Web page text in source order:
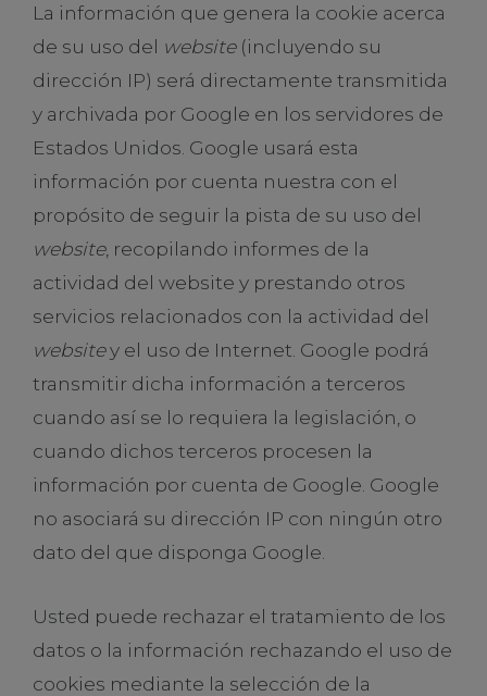
La información que genera la cookie acerca
de su uso del website(incluyendo su
dirección IP) será directamente transmitida
y archivada por Google en los servidores de
Estados Unidos. Google usará esta
información por cuenta nuestra con el
propósito de seguir la pista de su uso del
website, recopilando informes de la
actividad del website y prestando otros
servicios relacionados con la actividad del
websitey el uso de Internet. Google podrá
transmitir dicha información a terceros
cuando así se lo requiera la legislación, o
cuando dichos terceros procesen la
información por cuenta de Google. Google
no asociará su dirección IP con ningún otro
dato del que disponga Google.
Usted puede rechazar el tratamiento de los
datos o la información rechazando el uso de
cookies mediante la selección de la